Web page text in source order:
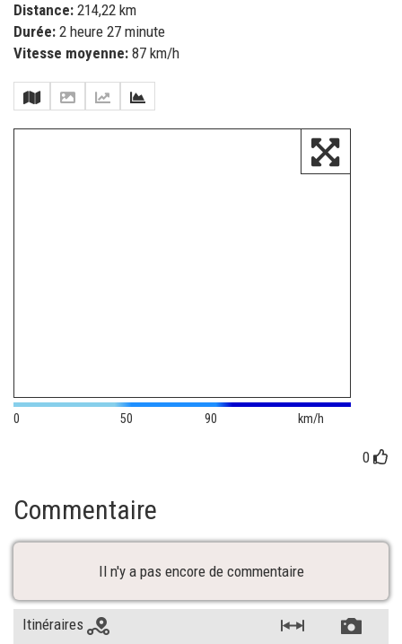
Distance: 214,22 km
Durée: 2 heure 27 minute
Vitesse moyenne: 87 km/h
0 50 90 km/h
0
Commentaire
Il n'y a pas encore de commentaire
Itinéraires